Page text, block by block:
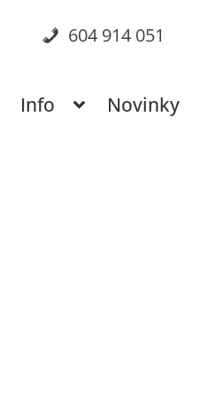
604 914 051
Info Novinky